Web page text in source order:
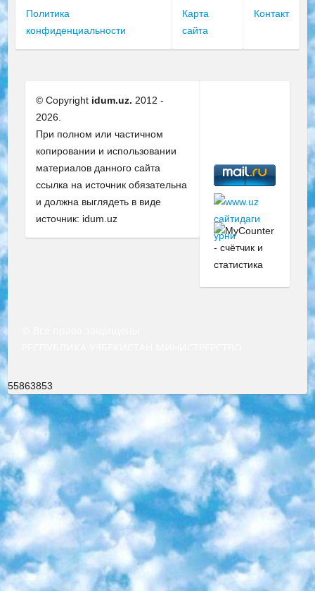
Политика
конфиденциальности
Карта
сайта
Контакт
© Copyright idum.uz. 2012 -
2026.
При полном или частичном
копировании и использовании
материалов данного сайта
ссылка на источник обязательна
и должна выглядеть в виде
источник: idum.uz
55863853